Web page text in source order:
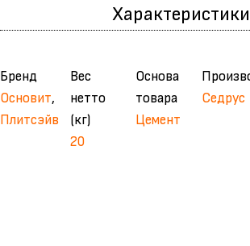
Характеристики
Бренд
Основит,
Плитсэйв
Вес
нетто
(кг)
20
Основа
товара
Цемент
Седрус